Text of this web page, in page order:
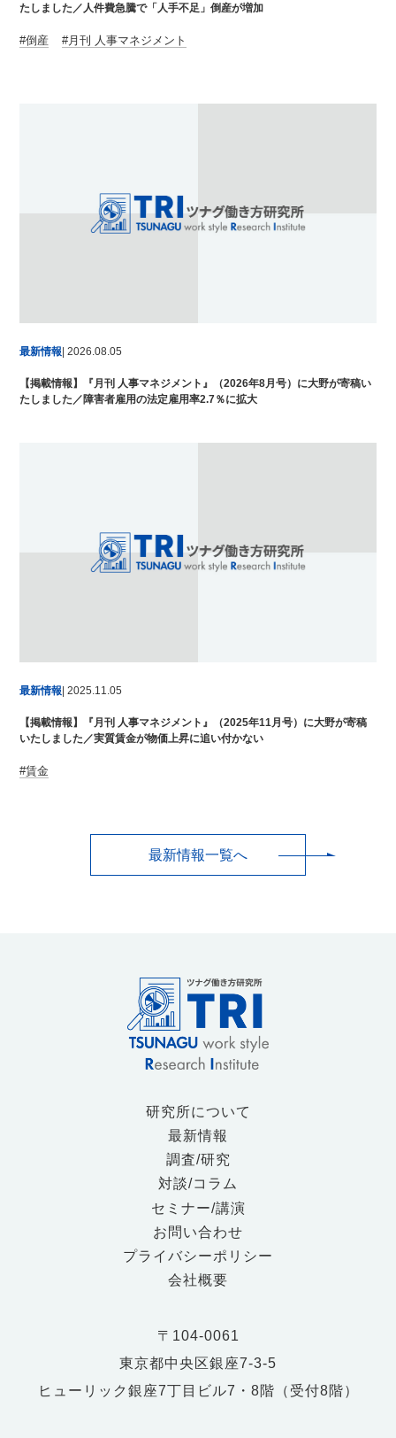
たしました／人件費急騰で「人手不足」倒産が増加
倒産 月刊 人事マネジメント
最新情報 | 2026.08.05
【掲載情報】『月刊 人事マネジメント』（2026年8月号）に大野が寄稿い
たしました／障害者雇用の法定雇用率2.7％に拡大
最新情報 | 2025.11.05
【掲載情報】『月刊 人事マネジメント』（2025年11月号）に大野が寄稿
いたしました／実質賃金が物価上昇に追い付かない
賃金
最新情報一覧へ
研究所について
最新情報
調査/研究
対談/コラム
セミナー/講演
お問い合わせ
プライバシーポリシー
会社概要
〒104-0061
東京都中央区銀座7-3-5
ヒューリック銀座7丁目ビル7・8階（受付8階）